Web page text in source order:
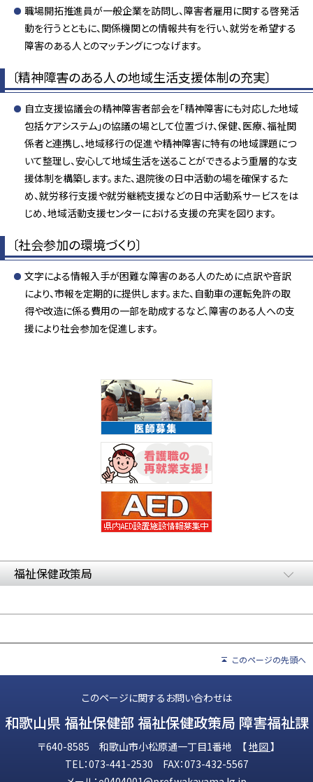
職場開拓推進員が一般企業を訪問し、障害者雇用に関する啓発活
動を行うとともに、関係機関との情報共有を行い、就労を希望する
障害のある人とのマッチングにつなげます。
〔精神障害のある人の地域生活支援体制の充実〕
自立支援協議会の精神障害者部会を「精神障害にも対応した地域
包括ケアシステム」の協議の場として位置づけ、保健、医療、福祉関
係者と連携し、地域移行の促進や精神障害に特有の地域課題につ
いて整理し、安心して地域生活を送ることができるよう重層的な支
援体制を構築します。また、退院後の日中活動の場を確保するた
め、就労移行支援や就労継続支援などの日中活動系サービスをは
じめ、地域活動支援センターにおける支援の充実を図ります。
〔社会参加の環境づくり〕
文字による情報入手が困難な障害のある人のために点訳や音訳
により、市報を定期的に提供します。また、自動車の運転免許の取
得や改造に係る費用の一部を助成するなど、障害のある人への支
援により社会参加を促進します。
福祉保健政策局
このページの先頭へ
このページに関するお問い合わせは
和歌山県 福祉保健部 福祉保健政策局 障害福祉課
〒640-8585 和歌山市小松原通一丁目1番地 【地図】
TEL：073-441-2530 FAX：073-432-5567